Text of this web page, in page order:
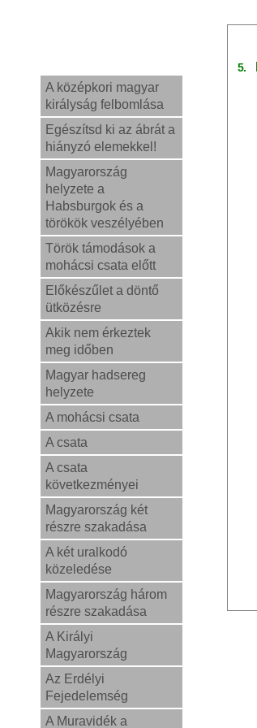
A középkori magyar
királyság felbomlása
Egészítsd ki az ábrát a
hiányzó elemekkel!
Magyarország
helyzete a
Habsburgok és a
törökök veszélyében
Török támodások a
mohácsi csata előtt
Előkészűlet a döntő
ütközésre
Akik nem érkeztek
meg időben
Magyar hadsereg
helyzete
A mohácsi csata
A csata
A csata
következményei
Magyarország két
részre szakadása
A két uralkodó
közeledése
Magyarország három
részre szakadása
A Királyi
Magyarország
Az Erdélyi
Fejedelemség
A Muravidék a
5.